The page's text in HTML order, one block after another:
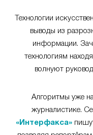
Технологии
выводы из
информации.
технологиям
волнуют
Алгоритмы уже
журналистике.
«Интерфакса»